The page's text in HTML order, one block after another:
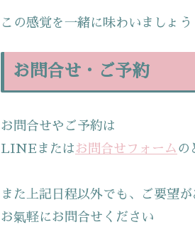
この感覚を一緒に味わいましょう
お問合せ・ご予約
お問合せやご予約は
LINEまたは お問合せフォーム の
また上記日程以外でも、ご要望
お氣軽にお問合せください